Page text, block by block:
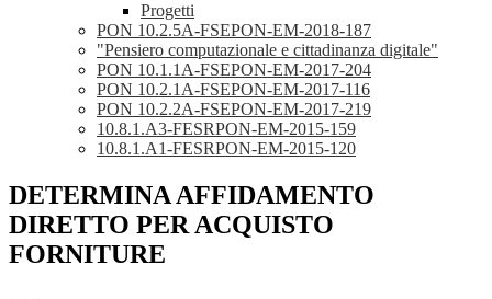
Progetti
PON 10.2.5A-FSEPON-EM-2018-187
"Pensiero computazionale e cittadinanza digitale"
PON 10.1.1A-FSEPON-EM-2017-204
PON 10.2.1A-FSEPON-EM-2017-116
PON 10.2.2A-FSEPON-EM-2017-219
10.8.1.A3-FESRPON-EM-2015-159
10.8.1.A1-FESRPON-EM-2015-120
DETERMINA AFFIDAMENTO
DIRETTO PER ACQUISTO
FORNITURE